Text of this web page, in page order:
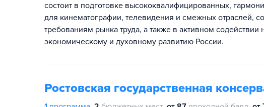
состоит в подготовке высококвалифицированных,
для кинематографии, телевидения и смежных отраслей,
требованиям рынка труда, а также в активном содействии
экономическому и духовному развитию России.
Ростовская государственная